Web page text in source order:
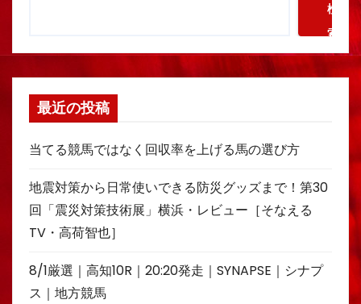
検
索
最近の投稿
当てる競馬ではなく回収率を上げる馬の選び方
地震対策から日常使いできる防災グッズまで！第30
回「震災対策技術展」横浜・レビュー［そなえる
TV・高荷智也］
8/1厳選｜高知10R｜20:20発走｜SYNAPSE｜シナプ
ス｜地方競馬